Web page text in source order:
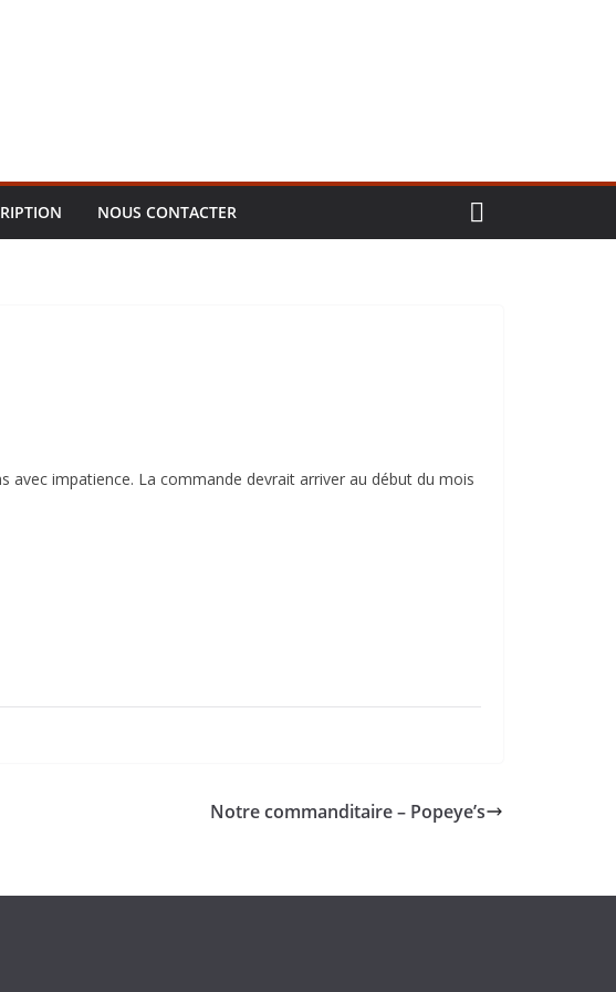
NOUS CONTACTER
impatience. La commande devrait arriver au début du mois
Notre commanditaire – Popeye’s